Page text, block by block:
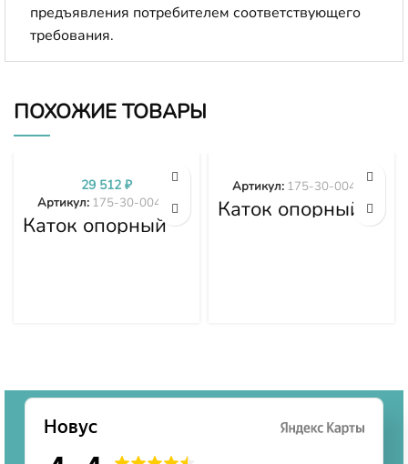
предъявления потребителем соответствующего
требования.
ПОХОЖИЕ ТОВАРЫ
Каток опорный
двубортный 175-
Артикул: 175-30-00496
29 512 ₽
Каток опорный
двубортный 175-
Артикул: 175-30-00498